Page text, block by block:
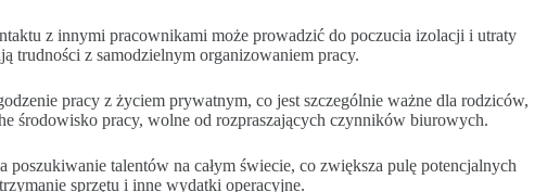
z innymi pracownikami może prowadzić do poczucia izolacji i utraty
trudności z samodzielnym organizowaniem pracy.
pracy z życiem prywatnym, co jest szczególnie ważne dla rodziców,
środowisko pracy, wolne od rozpraszających czynników biurowych.
talentów na całym świecie, co zwiększa pulę potencjalnych
sprzętu i inne wydatki operacyjne.